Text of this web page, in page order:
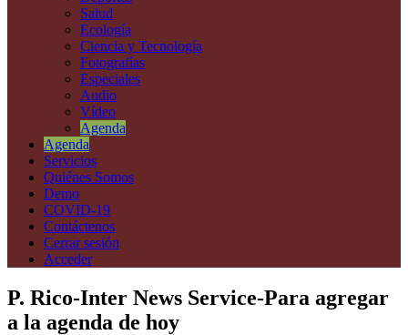
Salud
Ecología
Ciencia y Tecnología
Fotografías
Especiales
Audio
Vídeo
Agenda
Agenda
Servicios
Quiénes Somos
Demo
COVID-19
Contáctenos
Cerrar sesión
Acceder
P. Rico-Inter News Service-Para agregar
a la agenda de hoy